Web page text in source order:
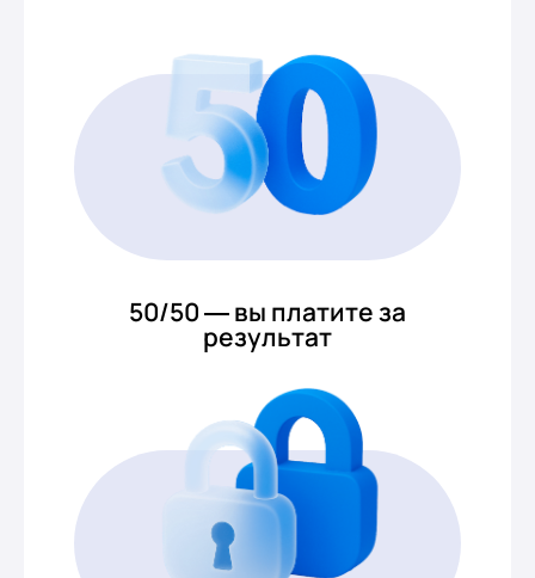
50/50 — вы платите за
результат